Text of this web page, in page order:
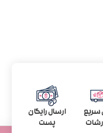
سریع
ارسال رایگان
پست